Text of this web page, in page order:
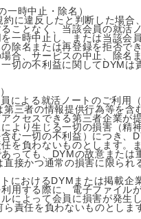
一時中止・除名）
約に違反したと判断した場合
ことなく、当該会員の就活
一時中止し、または当該会
除名または再登録を拒否で
合、サービスの中止、除名
切の不利益に関してDYMは
による就活ノートのご利用
第三者の情報提供行為等を含
クセスできる第三者企業が
より生じる一切の損害（精
む一切の不利益）につき、
を負わないものとします。
っても、DYMの故意または
直接かつ通常の損害に限られ
におけるDYMまたは掲載企
用する際に、電子ファイル
によって会員に損害が発生
責任を負わないものとしま